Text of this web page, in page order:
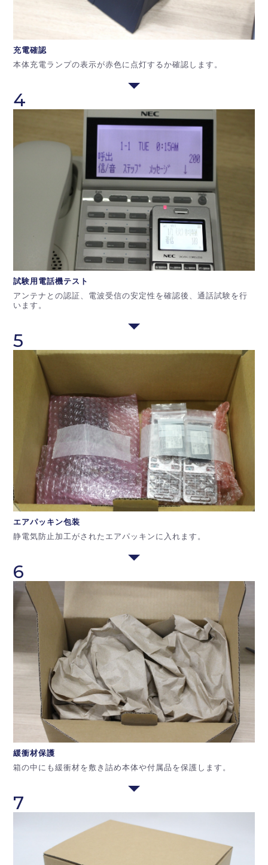
充電確認
本体充電ランプの表示が赤色に点灯するか確認します。
4
試験用電話機テスト
アンテナとの認証、電波受信の安定性を確認後、通話試験を行
います。
5
エアパッキン包装
静電気防止加工がされたエアパッキンに入れます。
6
緩衝材保護
箱の中にも緩衝材を敷き詰め本体や付属品を保護します。
7